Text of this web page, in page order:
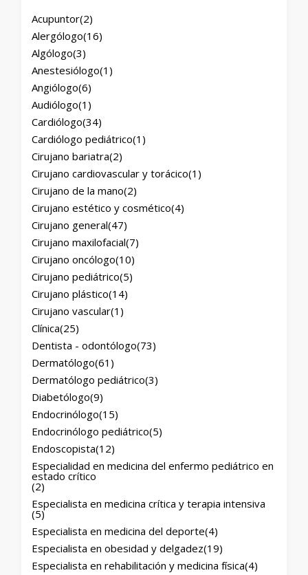
Acupuntor(2)
Alergólogo(16)
Algólogo(3)
Anestesiólogo(1)
Angiólogo(6)
Audiólogo(1)
Cardiólogo(34)
Cardiólogo pediátrico(1)
Cirujano bariatra(2)
Cirujano cardiovascular y torácico(1)
Cirujano de la mano(2)
Cirujano estético y cosmético(4)
Cirujano general(47)
Cirujano maxilofacial(7)
Cirujano oncólogo(10)
Cirujano pediátrico(5)
Cirujano plástico(14)
Cirujano vascular(1)
Clínica(25)
Dentista - odontólogo(73)
Dermatólogo(61)
Dermatólogo pediátrico(3)
Diabetólogo(9)
Endocrinólogo(15)
Endocrinólogo pediátrico(5)
Endoscopista(12)
Especialidad en medicina del enfermo pediátrico en
estado crítico
(2)
Especialista en medicina crítica y terapia intensiva
(5)
Especialista en medicina del deporte(4)
Especialista en obesidad y delgadez(19)
Especialista en rehabilitación y medicina física(4)